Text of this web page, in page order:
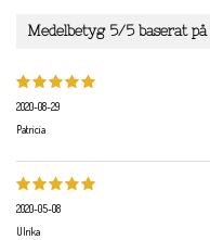
Medelbetyg 5/5 baserat på
2020-08-29
Patricia
2020-05-08
Ulrika